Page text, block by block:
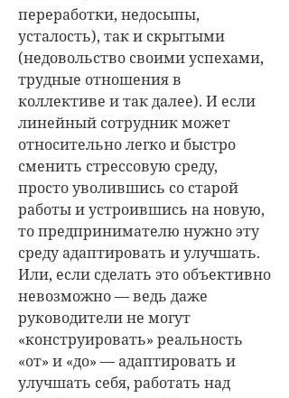
переработки, недосыпы,
усталость), так и скрытыми
(недовольство своими успехами,
трудные отношения в
коллективе и так далее). И если
линейный сотрудник может
относительно легко и быстро
сменить стрессовую среду,
просто уволившись со старой
работы и устроившись на новую,
то предпринимателю нужно эту
среду адаптировать и улучшать.
Или, если сделать это объективно
невозможно — ведь даже
руководители не могут
«конструировать» реальность
«от» и «до» — адаптировать и
улучшать себя, работать над